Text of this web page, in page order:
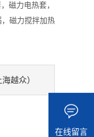
磁力电热套，
磁力搅拌加热
越众）
在线留言